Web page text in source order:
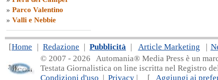
» Parco Valentino
» Valli e Nebbie
[Home | Redazione | Pubblicità | Article Marketing |
© 2007 - 2026 Automania® Media Press è un
Testata Giornalistica on line iscritta nel Registro
Condizioni d'uso | Privacy | [ Aggiungi ai